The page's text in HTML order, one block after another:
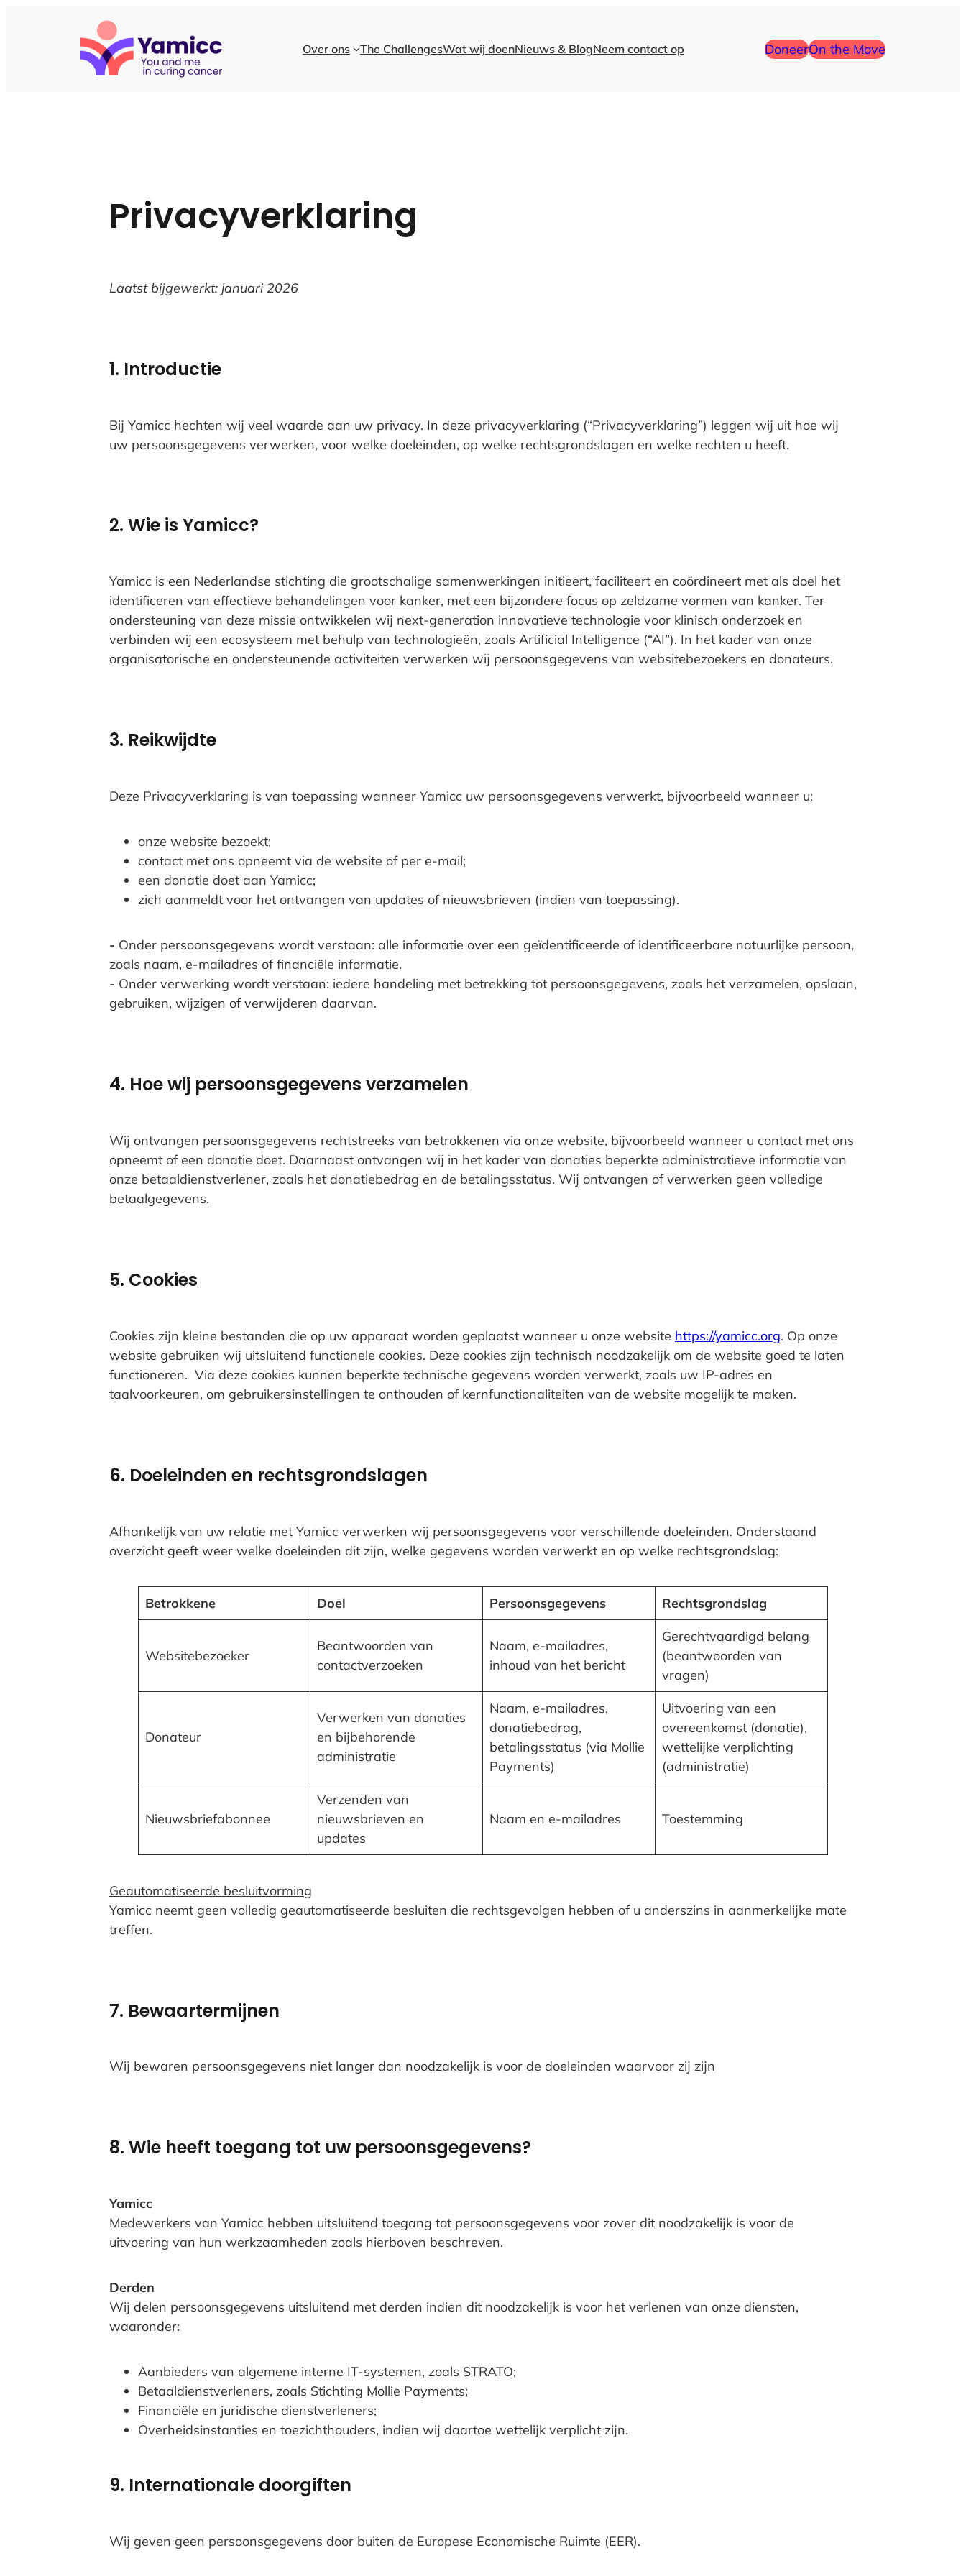
Over ons The ChallengesWat wij doenNieuws & BlogNeem contact op DoneerOn the Move
Privacyverklaring
Laatst bijgewerkt: januari 2026
1. Introductie
Bij Yamicc hechten wij veel waarde aan uw privacy. In deze privacyverklaring (“Privacyverklaring”) leggen wij uit hoe wij
uw persoonsgegevens verwerken, voor welke doeleinden, op welke rechtsgrondslagen en welke rechten u heeft.
2. Wie is Yamicc?
Yamicc is een Nederlandse stichting die grootschalige samenwerkingen initieert, faciliteert en coördineert met als doel het
identificeren van effectieve behandelingen voor kanker, met een bijzondere focus op zeldzame vormen van kanker. Ter
ondersteuning van deze missie ontwikkelen wij next-generation innovatieve technologie voor klinisch onderzoek en
verbinden wij een ecosysteem met behulp van technologieën, zoals Artificial Intelligence (“AI”). In het kader van onze
organisatorische en ondersteunende activiteiten verwerken wij persoonsgegevens van websitebezoekers en donateurs.
3. Reikwijdte
Deze Privacyverklaring is van toepassing wanneer Yamicc uw persoonsgegevens verwerkt, bijvoorbeeld wanneer u:
onze website bezoekt;
contact met ons opneemt via de website of per e-mail;
een donatie doet aan Yamicc;
zich aanmeldt voor het ontvangen van updates of nieuwsbrieven (indien van toepassing).
- Onder persoonsgegevens wordt verstaan: alle informatie over een geïdentificeerde of identificeerbare natuurlijke persoon,
zoals naam, e-mailadres of financiële informatie.
- Onder verwerking wordt verstaan: iedere handeling met betrekking tot persoonsgegevens, zoals het verzamelen, opslaan,
gebruiken, wijzigen of verwijderen daarvan.
4. Hoe wij persoonsgegevens verzamelen
Wij ontvangen persoonsgegevens rechtstreeks van betrokkenen via onze website, bijvoorbeeld wanneer u contact met ons
opneemt of een donatie doet. Daarnaast ontvangen wij in het kader van donaties beperkte administratieve informatie van
onze betaaldienstverlener, zoals het donatiebedrag en de betalingsstatus. Wij ontvangen of verwerken geen volledige
betaalgegevens.
5. Cookies
Cookies zijn kleine bestanden die op uw apparaat worden geplaatst wanneer u onze website https://yamicc.org. Op onze
website gebruiken wij uitsluitend functionele cookies. Deze cookies zijn technisch noodzakelijk om de website goed te laten
functioneren. Via deze cookies kunnen beperkte technische gegevens worden verwerkt, zoals uw IP-adres en
taalvoorkeuren, om gebruikersinstellingen te onthouden of kernfunctionaliteiten van de website mogelijk te maken.
6. Doeleinden en rechtsgrondslagen
Afhankelijk van uw relatie met Yamicc verwerken wij persoonsgegevens voor verschillende doeleinden. Onderstaand
overzicht geeft weer welke doeleinden dit zijn, welke gegevens worden verwerkt en op welke rechtsgrondslag:
Betrokkene Doel Persoonsgegevens Rechtsgrondslag
Websitebezoeker
Beantwoorden van
contactverzoeken
Naam, e-mailadres,
inhoud van het bericht
Gerechtvaardigd belang
(beantwoorden van
vragen)
Donateur
Verwerken van donaties
en bijbehorende
administratie
Naam, e-mailadres,
donatiebedrag,
betalingsstatus (via Mollie
Payments)
Uitvoering van een
overeenkomst (donatie),
wettelijke verplichting
(administratie)
Nieuwsbriefabonnee
Verzenden van
nieuwsbrieven en
updates
Naam en e-mailadres Toestemming
Geautomatiseerde besluitvorming
Yamicc neemt geen volledig geautomatiseerde besluiten die rechtsgevolgen hebben of u anderszins in aanmerkelijke mate
treffen.
7. Bewaartermijnen
Wij bewaren persoonsgegevens niet langer dan noodzakelijk is voor de doeleinden waarvoor zij zijn
8. Wie heeft toegang tot uw persoonsgegevens?
Yamicc
Medewerkers van Yamicc hebben uitsluitend toegang tot persoonsgegevens voor zover dit noodzakelijk is voor de
uitvoering van hun werkzaamheden zoals hierboven beschreven.
Derden
Wij delen persoonsgegevens uitsluitend met derden indien dit noodzakelijk is voor het verlenen van onze diensten,
waaronder:
Aanbieders van algemene interne IT-systemen, zoals STRATO;
Betaaldienstverleners, zoals Stichting Mollie Payments;
Financiële en juridische dienstverleners;
Overheidsinstanties en toezichthouders, indien wij daartoe wettelijk verplicht zijn.
9. Internationale doorgiften
Wij geven geen persoonsgegevens door buiten de Europese Economische Ruimte (EER).